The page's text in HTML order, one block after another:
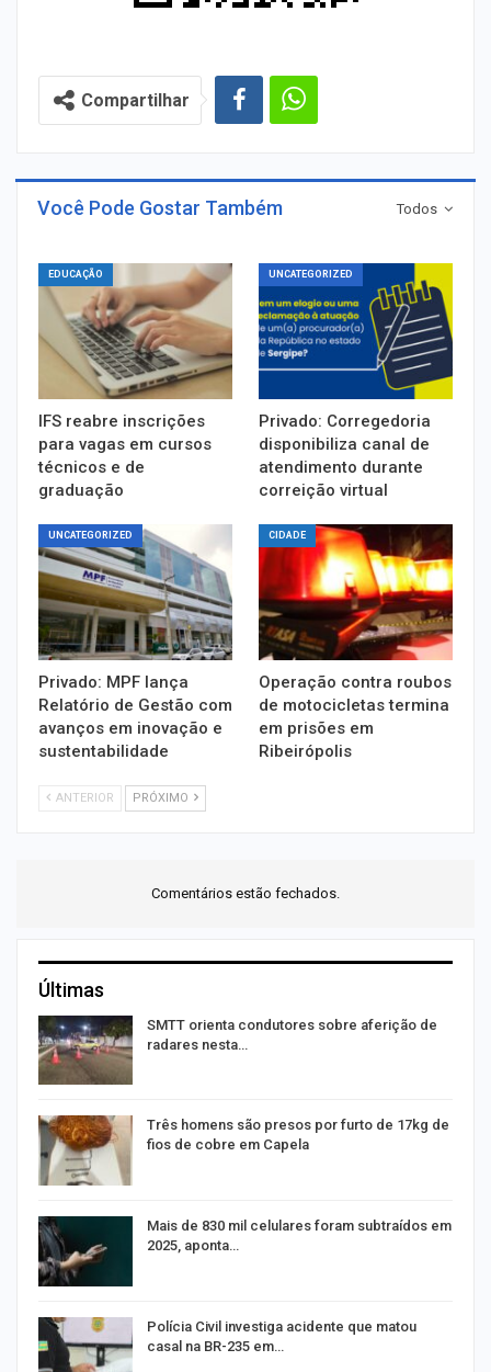
Compartilhar
Todos
Você Pode Gostar Também
EDUCAÇÃO
IFS reabre inscrições
para vagas em cursos
técnicos e de
graduação
UNCATEGORIZED
Privado: Corregedoria
disponibiliza canal de
atendimento durante
correição virtual
UNCATEGORIZED
Privado: MPF lança
Relatório de Gestão com
avanços em inovação e
sustentabilidade
CIDADE
Operação contra roubos
de motocicletas termina
em prisões em
Ribeirópolis
ANTERIOR PRÓXIMO
Comentários estão fechados.
Últimas
SMTT orienta condutores sobre aferição de
radares nesta…
Três homens são presos por furto de 17kg de
fios de cobre em Capela
Mais de 830 mil celulares foram subtraídos em
2025, aponta…
Polícia Civil investiga acidente que matou
casal na BR-235 em…